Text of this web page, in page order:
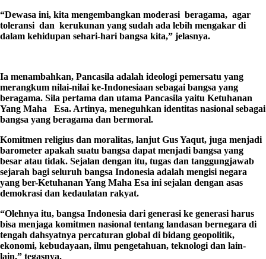
“Dewasa ini, kita mengembangkan moderasi beragama, agar
toleransi dan kerukunan yang sudah ada lebih mengakar di
dalam kehidupan sehari-hari bangsa kita,” jelasnya.
Ia menambahkan, Pancasila adalah ideologi pemersatu yang
merangkum nilai-nilai ke-Indonesiaan sebagai bangsa yang
beragama. Sila pertama dan utama Pancasila yaitu Ketuhanan
Yang Maha Esa. Artinya, meneguhkan identitas nasional sebagai
bangsa yang beragama dan bermoral.
Komitmen religius dan moralitas, lanjut Gus Yaqut, juga menjadi
barometer apakah suatu bangsa dapat menjadi bangsa yang
besar atau tidak. Sejalan dengan itu, tugas dan tanggungjawab
sejarah bagi seluruh bangsa Indonesia adalah mengisi negara
yang ber-Ketuhanan Yang Maha Esa ini sejalan dengan asas
demokrasi dan kedaulatan rakyat.
“Olehnya itu, bangsa Indonesia dari generasi ke generasi harus
bisa menjaga komitmen nasional tentang landasan bernegara di
tengah dahsyatnya percaturan global di bidang geopolitik,
ekonomi, kebudayaan, ilmu pengetahuan, teknologi dan lain-
lain,” tegasnya.